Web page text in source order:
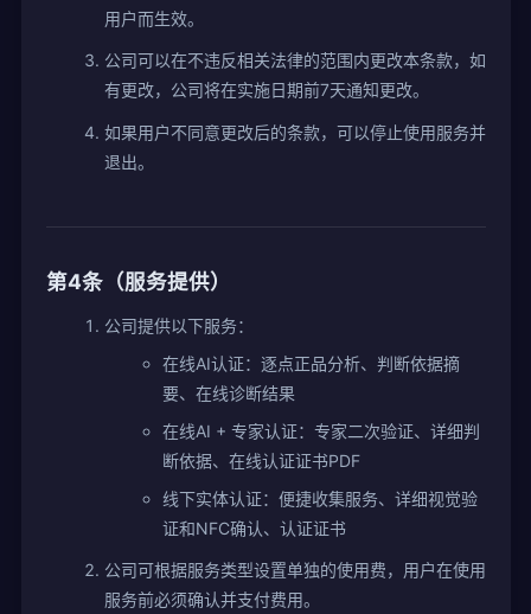
用户而生效。
公司可以在不违反相关法律的范围内更改本条款，如
有更改，公司将在实施日期前7天通知更改。
如果用户不同意更改后的条款，可以停止使用服务并
退出。
第4条（服务提供）
公司提供以下服务：
在线AI认证：逐点正品分析、判断依据摘
要、在线诊断结果
在线AI + 专家认证：专家二次验证、详细判
断依据、在线认证证书PDF
线下实体认证：便捷收集服务、详细视觉验
证和NFC确认、认证证书
公司可根据服务类型设置单独的使用费，用户在使用
服务前必须确认并支付费用。